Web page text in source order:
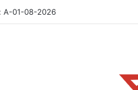
A-01-08-2026